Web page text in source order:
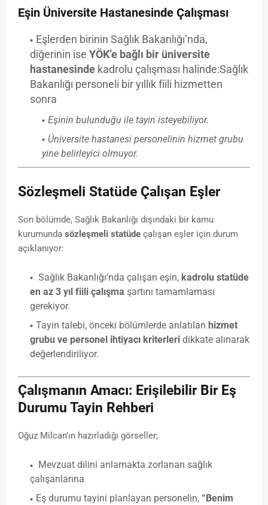
Eşin Üniversite Hastanesinde Çalışması
Eşlerden birinin Sağlık Bakanlığı’nda,
diğerinin ise YÖK’e bağlı bir üniversite
hastanesinde kadrolu çalışması halinde:Sağlık
Bakanlığı personeli bir yıllık fiili hizmetten
sonra
Eşinin bulunduğu ile tayin isteyebiliyor.
Üniversite hastanesi personelinin hizmet grubu
yine belirleyici olmuyor.
Sözleşmeli Statüde Çalışan Eşler
Son bölümde, Sağlık Bakanlığı dışındaki bir kamu
kurumunda sözleşmeli statüde çalışan eşler için durum
açıklanıyor:
Sağlık Bakanlığı’nda çalışan eşin, kadrolu statüde
en az 3 yıl fiili çalışma şartını tamamlaması
gerekiyor.
Tayin talebi, önceki bölümlerde anlatılan hizmet
grubu ve personel ihtiyacı kriterleri dikkate alınarak
değerlendiriliyor.
Çalışmanın Amacı: Erişilebilir Bir Eş
Durumu Tayin Rehberi
Oğuz Milcan’ın hazırladığı görseller;
Mevzuat dilini anlamakta zorlanan sağlık
çalışanlarına
Eş durumu tayini planlayan personelin, “Benim